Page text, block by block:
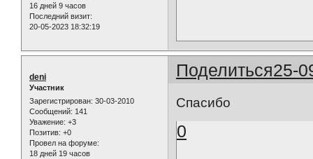
16 дней 9 часов
Последний визит:
20-05-2023 18:32:19
Поделиться25-
deni
Участник
Зарегистрирован: 30-03-2010
Сообщений: 141
Уважение: +3
Позитив: +0
Провел на форуме:
18 дней 19 часов
Спасибо
0